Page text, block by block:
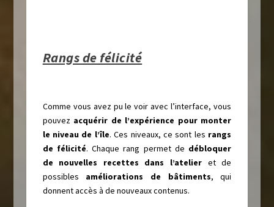
Rangs de félicité
Comme vous avez pu le voir avec l’interface, vous
pouvez acquérir de l’expérience pour monter
le niveau de l’île. Ces niveaux, ce sont les rangs
de félicité. Chaque rang permet de débloquer
de nouvelles recettes dans l’atelier et de
possibles améliorations de bâtiments, qui
donnent accès à de nouveaux contenus.